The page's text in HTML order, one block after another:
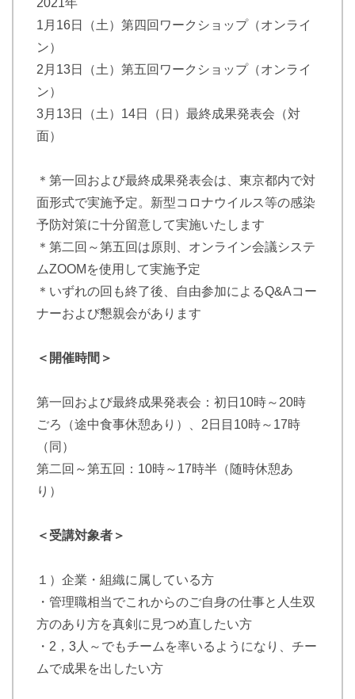
1月16日（土）第四回ワークショップ（オンライ
ン）
2月13日（土）第五回ワークショップ（オンライ
ン）
3月13日（土）14日（日）最終成果発表会（対
面）
＊第一回および最終成果発表会は、東京都内で対
面形式で実施予定。新型コロナウイルス等の感染
予防対策に十分留意して実施いたします
＊第二回～第五回は原則、オンライン会議システ
ムZOOMを使用して実施予定
＊いずれの回も終了後、自由参加によるQ&Aコー
ナーおよび懇親会があります
＜開催時間＞
第一回および最終成果発表会：初日10時～20時
ごろ（途中食事休憩あり）、2日目10時～17時
（同）
第二回～第五回：10時～17時半（随時休憩あ
り）
＜受講対象者＞
１）企業・組織に属している方
・管理職相当でこれからのご自身の仕事と人生双
方のあり方を真剣に見つめ直したい方
・2，3人～でもチームを率いるようになり、チー
ムで成果を出したい方